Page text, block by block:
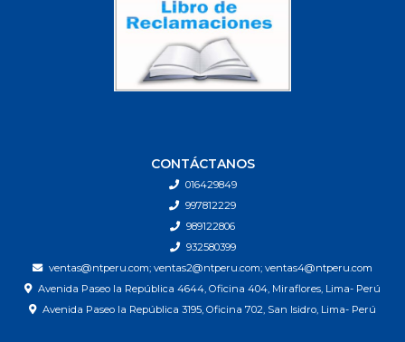
CONTÁCTANOS
016429849
997812229
989122806
932580399
ventas@ntperu.com; ventas2@ntperu.com; ventas4@ntperu.com
Avenida Paseo la República 4644, Oficina 404, Miraflores, Lima- Perú
Avenida Paseo la República 3195, Oficina 702, San Isidro, Lima- Perú